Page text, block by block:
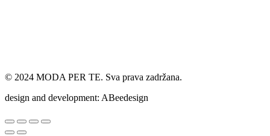
© 2024 MODA PER TE. Sva prava zadržana.
design and development: ABeedesign